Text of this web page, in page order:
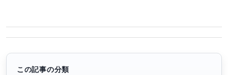
この記事の分類